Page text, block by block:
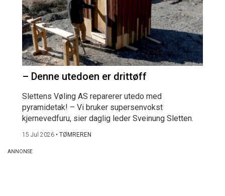
– Denne utedoen er drittøff
Slettens Vøling AS reparerer utedo med
pyramidetak! – Vi bruker supersenvokst
kjernevedfuru, sier daglig leder Sveinung Sletten.
15 Jul 2026 • TØMREREN